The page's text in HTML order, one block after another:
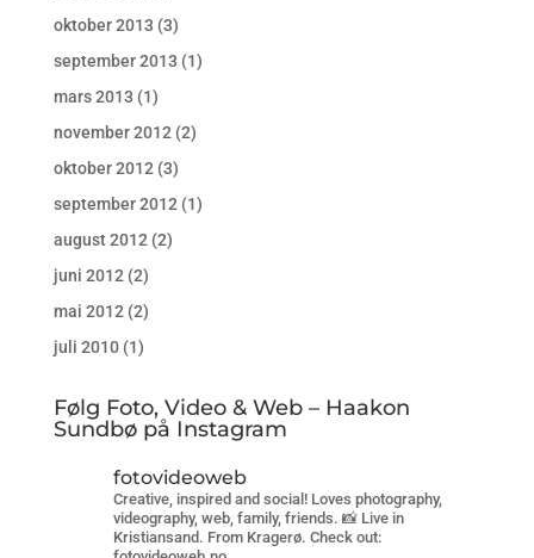
oktober 2013 (3)
september 2013 (1)
mars 2013 (1)
november 2012 (2)
oktober 2012 (3)
september 2012 (1)
august 2012 (2)
juni 2012 (2)
mai 2012 (2)
juli 2010(1)
Følg Foto, Video & Web – Haakon
Sundbø på Instagram
fotovideoweb
Creative, inspired and social! Loves photography,
videography, web, family, friends. 📸 Live in
Kristiansand. From Kragerø. Check out: